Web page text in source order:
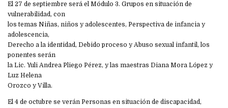
El 27 de septiembre será el Módulo 3. Grupos en situación de
vulnerabilidad, con
los temas Niñas, niños y adolescentes, Perspectiva de infancia y
adolescencia,
Derecho a la identidad, Debido proceso y Abuso sexual infantil, los
ponentes serán
la Lic. Yuli Andrea Pliego Pérez, y las maestras Diana Mora López y
Luz Helena
Orozco y Villa.
El 4 de octubre se verán Personas en situación de discapacidad,